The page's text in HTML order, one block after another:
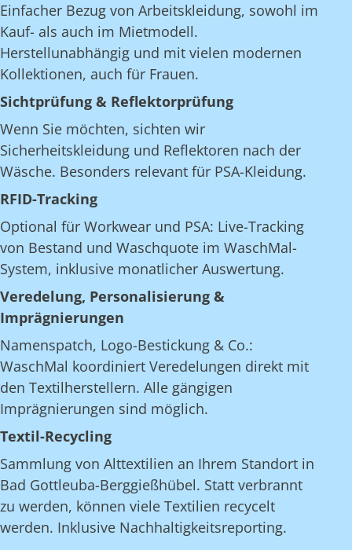
Einfacher Bezug von Arbeitskleidung, sowohl im
Kauf- als auch im Mietmodell.
Herstellunabhängig und mit vielen modernen
Kollektionen, auch für Frauen.
Sichtprüfung & Reflektorprüfung
Wenn Sie möchten, sichten wir
Sicherheitskleidung und Reflektoren nach der
Wäsche. Besonders relevant für PSA-Kleidung.
RFID-Tracking
Optional für Workwear und PSA: Live-Tracking
von Bestand und Waschquote im WaschMal-
System, inklusive monatlicher Auswertung.
Veredelung, Personalisierung &
Imprägnierungen
Namenspatch, Logo-Bestickung & Co.:
WaschMal koordiniert Veredelungen direkt mit
den Textilherstellern. Alle gängigen
Imprägnierungen sind möglich.
Textil-Recycling
Sammlung von Alttextilien an Ihrem Standort in
Bad Gottleuba-Berggießhübel. Statt verbrannt
zu werden, können viele Textilien recycelt
werden. Inklusive Nachhaltigkeitsreporting.